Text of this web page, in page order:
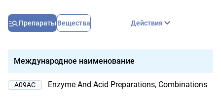
Препараты Вещества Действия
Международное наименование
A09AC Enzyme And Acid Preparations, Combinations